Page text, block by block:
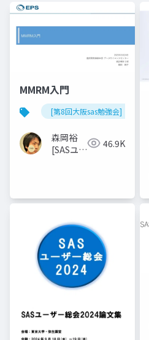
MMRM入門
[第8回大阪sas勉強会]
森岡裕
[SASユー
46.9K